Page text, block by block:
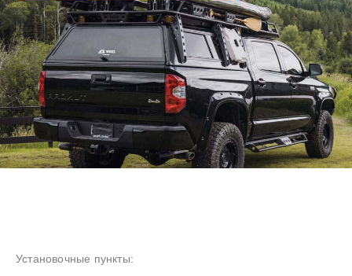
Установочные пункты: